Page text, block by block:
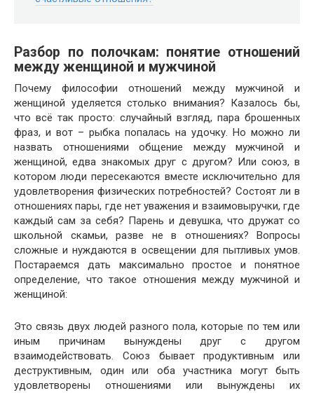
Разбор по полочкам: понятие отношений
между женщиной и мужчиной
Почему философии отношений между мужчиной и
женщиной уделяется столько внимания? Казалось бы,
что всё так просто: случайный взгляд, пара брошенных
фраз, и вот – рыбка попалась на удочку. Но можно ли
назвать отношениями общение между мужчиной и
женщиной, едва знакомых друг с другом? Или союз, в
котором люди пересекаются вместе исключительно для
удовлетворения физических потребностей? Состоят ли в
отношениях пары, где нет уважения и взаимовыручки, где
каждый сам за себя? Парень и девушка, что дружат со
школьной скамьи, разве не в отношениях? Вопросы
сложные и нуждаются в освещении для пытливых умов.
Постараемся дать максимально простое и понятное
определение, что такое отношения между мужчиной и
женщиной:
Это связь двух людей разного пола, которые по тем или
иным причинам вынуждены друг с другом
взаимодействовать. Союз бывает продуктивным или
деструктивным, один или оба участника могут быть
удовлетворены отношениями или вынуждены их